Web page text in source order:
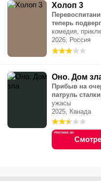
Холоп 3
теперь
комедия,
2026, Россия
Оно. Дом
Прибыв на
патруль
ужасы
2025, Канада
РЕКЛАМА 18+